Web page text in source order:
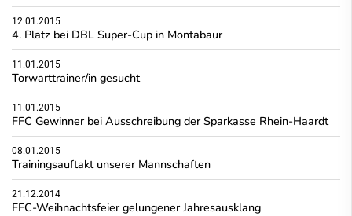
12.01.2015
4. Platz bei DBL Super-Cup in Montabaur
11.01.2015
Torwarttrainer/in gesucht
11.01.2015
FFC Gewinner bei Ausschreibung der Sparkasse Rhein-Haardt
08.01.2015
Trainingsauftakt unserer Mannschaften
21.12.2014
FFC-Weihnachtsfeier gelungener Jahresausklang